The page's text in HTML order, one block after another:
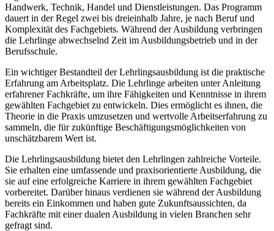
Handwerk, Technik, Handel und Dienstleistungen. Das Programm
dauert in der Regel zwei bis dreieinhalb Jahre, je nach Beruf und
Komplexität des Fachgebiets. Während der Ausbildung verbringen
die Lehrlinge abwechselnd Zeit im Ausbildungsbetrieb und in der
Berufsschule.
Ein wichtiger Bestandteil der Lehrlingsausbildung ist die praktische
Erfahrung am Arbeitsplatz. Die Lehrlinge arbeiten unter Anleitung
erfahrener Fachkräfte, um ihre Fähigkeiten und Kenntnisse in ihrem
gewählten Fachgebiet zu entwickeln. Dies ermöglicht es ihnen, die
Theorie in die Praxis umzusetzen und wertvolle Arbeitserfahrung zu
sammeln, die für zukünftige Beschäftigungsmöglichkeiten von
unschätzbarem Wert ist.
Die Lehrlingsausbildung bietet den Lehrlingen zahlreiche Vorteile.
Sie erhalten eine umfassende und praxisorientierte Ausbildung, die
sie auf eine erfolgreiche Karriere in ihrem gewählten Fachgebiet
vorbereitet. Darüber hinaus verdienen sie während der Ausbildung
bereits ein Einkommen und haben gute Zukunftsaussichten, da
Fachkräfte mit einer dualen Ausbildung in vielen Branchen sehr
gefragt sind.